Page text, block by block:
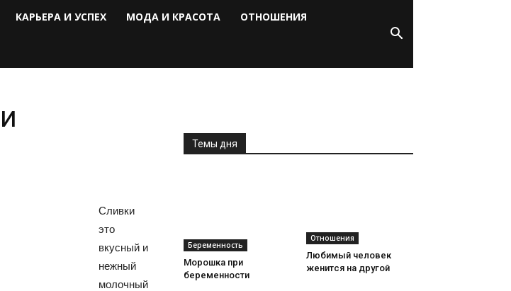
КАРЬЕРА И УСПЕХ МОДА И КРАСОТА ОТНОШЕНИЯ
Сливки
это
вкусный и
нежный
молочный
Темы дня
Беременность
Морошка при
беременности
Отношения
Любимый человек
женится на другой